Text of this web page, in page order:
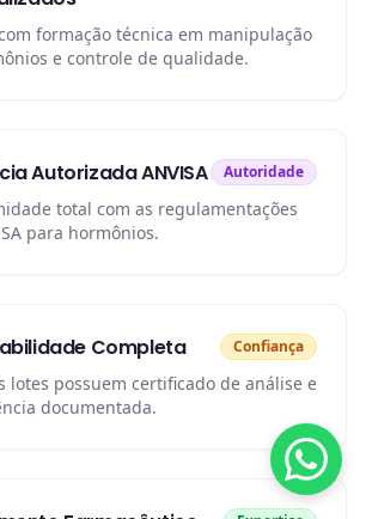
formação técnica em manipulação
e controle de qualidade.
Autorizada ANVISA Autoridade
total com as regulamentações
para hormônios.
Completa Confiança
lotes possuem certificado de análise e
documentada.